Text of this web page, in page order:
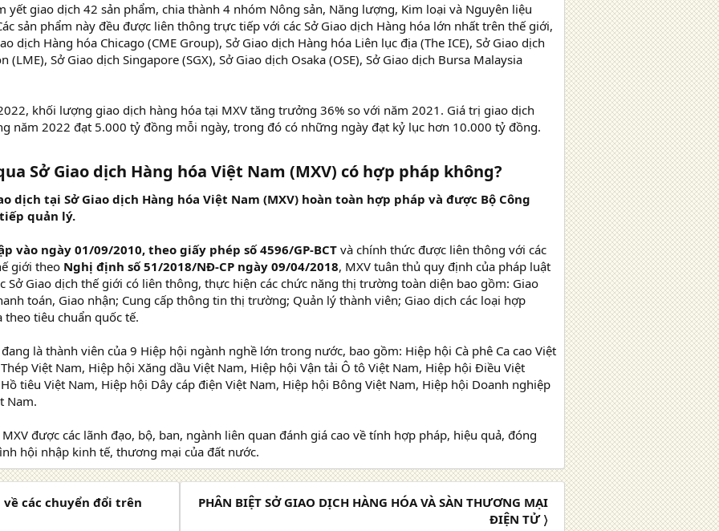
yết giao dịch 42 sản phẩm, chia thành 4 nhóm Nông sản, Năng lượng, Kim loại và Nguyên liệu
sản phẩm này đều được liên thông trực tiếp với các Sở Giao dịch Hàng hóa lớn nhất trên thế giới,
dịch Hàng hóa Chicago (CME Group), Sở Giao dịch Hàng hóa Liên lục địa (The ICE), Sở Giao dịch
(LME), Sở Giao dịch Singapore (SGX), Sở Giao dịch Osaka (OSE), Sở Giao dịch Bursa Malaysia
khối lượng giao dịch hàng hóa tại MXV tăng trưởng 36% so với năm 2021. Giá trị giao dịch
năm 2022 đạt 5.000 tỷ đồng mỗi ngày, trong đó có những ngày đạt kỷ lục hơn 10.000 tỷ đồng.
Sở Giao dịch Hàng hóa Việt Nam (MXV) có hợp pháp không?
dịch tại Sở Giao dịch Hàng hóa Việt Nam (MXV) hoàn toàn hợp pháp và được Bộ Công
quản lý.
vào ngày 01/09/2010, theo giấy phép số 4596/GP-BCT và chính thức được liên thông với các
giới theo Nghị định số 51/2018/NĐ-CP ngày 09/04/2018, MXV tuân thủ quy định của pháp luật
Sở Giao dịch thế giới có liên thông, thực hiện các chức năng thị trường toàn diện bao gồm: Giao
toán, Giao nhận; Cung cấp thông tin thị trường; Quản lý thành viên; Giao dịch các loại hợp
theo tiêu chuẩn quốc tế.
đang là thành viên của 9 Hiệp hội ngành nghề lớn trong nước, bao gồm: Hiệp hội Cà phê Ca cao Việt
Việt Nam, Hiệp hội Xăng dầu Việt Nam, Hiệp hội Vận tải Ô tô Việt Nam, Hiệp hội Điều Việt
tiêu Việt Nam, Hiệp hội Dây cáp điện Việt Nam, Hiệp hội Bông Việt Nam, Hiệp hội Doanh nghiệp
Nam.
được các lãnh đạo, bộ, ban, ngành liên quan đánh giá cao về tính hợp pháp, hiệu quả, đóng
hội nhập kinh tế, thương mại của đất nước.
về các chuyển đổi trên
PHÂN BIỆT SỞ GIAO DỊCH HÀNG HÓA VÀ SÀN THƯƠNG MẠI
ĐIỆN TỬ 〉